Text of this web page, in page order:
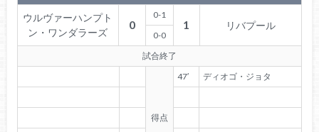
ウルヴァーハンプト
ン・ワンダラーズ
0
0-1
1 リバプール
0-0
試合終了
得点
47′ ディオゴ・ジョタ